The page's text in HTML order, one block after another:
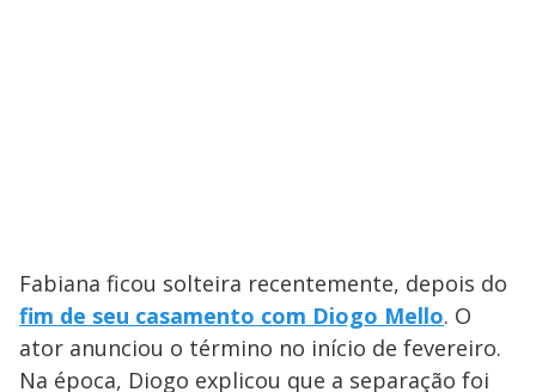
Fabiana ficou solteira recentemente, depois do
fim de seu casamento com Diogo Mello. O
ator anunciou o término no início de fevereiro.
Na época, Diogo explicou que a separação foi